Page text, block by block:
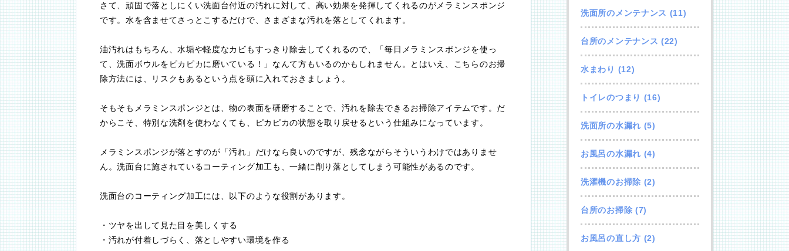
さて、頑固で落としにくい洗面台付近の汚れに対して、高い効果を発揮してくれるのがメラミンスポンジ
です。水を含ませてさっとこするだけで、さまざまな汚れを落としてくれます。
油汚れはもちろん、水垢や軽度なカビもすっきり除去してくれるので、「毎日メラミンスポンジを使っ
て、洗面ボウルをピカピカに磨いている！」なんて方もいるのかもしれません。とはいえ、こちらのお掃
除方法には、リスクもあるという点を頭に入れておきましょう。
そもそもメラミンスポンジとは、物の表面を研磨することで、汚れを除去できるお掃除アイテムです。だ
からこそ、特別な洗剤を使わなくても、ピカピカの状態を取り戻せるという仕組みになっています。
メラミンスポンジが落とすのが「汚れ」だけなら良いのですが、残念ながらそういうわけではありませ
ん。洗面台に施されているコーティング加工も、一緒に削り落としてしまう可能性があるのです。
洗面台のコーティング加工には、以下のような役割があります。
・ツヤを出して見た目を美しくする
・汚れが付着しづらく、落としやすい環境を作る
洗面所のメンテナンス (11)
台所のメンテナンス (22)
水まわり (12)
トイレのつまり (16)
洗面所の水漏れ (5)
お風呂の水漏れ (4)
洗濯機のお掃除 (2)
台所のお掃除 (7)
お風呂の直し方 (2)